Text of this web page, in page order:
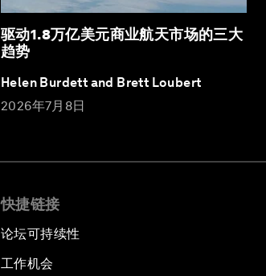
驱动1.8万亿美元商业航天市场的三大
趋势
Helen Burdett and Brett Loubert
2026年7月8日
快捷链接
论坛可持续性
工作机会